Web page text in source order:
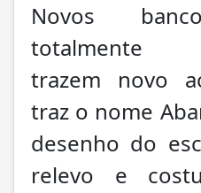
Novos
totalmente
trazem novo
traz o nome
desenho do
relevo e